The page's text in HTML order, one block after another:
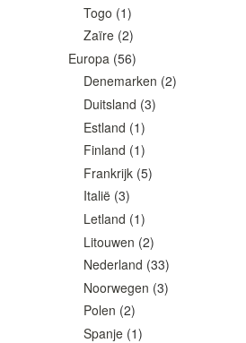
Togo (1)
Zaïre (2)
Europa (56)
Denemarken (2)
Duitsland (3)
Estland (1)
Finland (1)
Frankrijk (5)
Italië (3)
Letland (1)
Litouwen (2)
Nederland (33)
Noorwegen (3)
Polen (2)
Spanje (1)